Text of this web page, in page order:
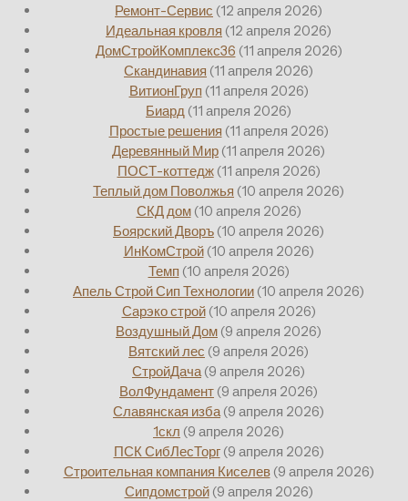
Ремонт-Сервис (12 апреля 2026)
Идеальная кровля (12 апреля 2026)
ДомСтройКомплекс36 (11 апреля 2026)
Скандинавия (11 апреля 2026)
ВитионГруп (11 апреля 2026)
Биард (11 апреля 2026)
Простые решения (11 апреля 2026)
Деревянный Мир (11 апреля 2026)
ПОСТ-коттедж (11 апреля 2026)
Теплый дом Поволжья (10 апреля 2026)
СКД дом (10 апреля 2026)
Боярский Дворъ (10 апреля 2026)
ИнКомСтрой (10 апреля 2026)
Темп (10 апреля 2026)
Апель Строй Сип Технологии (10 апреля 2026)
Сарэко строй (10 апреля 2026)
Воздушный Дом (9 апреля 2026)
Вятский лес (9 апреля 2026)
СтройДача (9 апреля 2026)
ВолФундамент (9 апреля 2026)
Славянская изба (9 апреля 2026)
1скл (9 апреля 2026)
ПСК СибЛесТорг (9 апреля 2026)
Строительная компания Киселев (9 апреля 2026)
Сипдомстрой (9 апреля 2026)